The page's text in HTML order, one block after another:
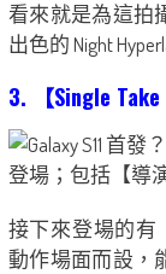
看來就是為這拍
出色的 Night
3. 【Single Take
接下來登場的有
動作場面而設，